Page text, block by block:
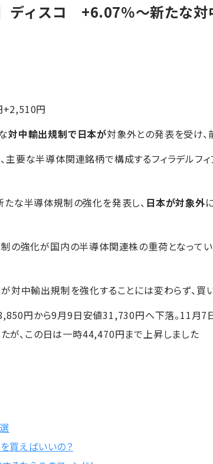
ディスコ +6.07％～新たな
円
対中輸出規制で日本が対象外との発表を受け
主要な半導体関連銘柄で構成するフィラデルフ
な半導体規制の強化を発表し、 日本が対象外
の強化が国内の半導体関連株の重荷となって
対中輸出規制を強化することには変わらず、買
円から9月9日安値31,730円へ下落。11月7
が、この日は一時44,470円まで上昇しました
買えばいいの？